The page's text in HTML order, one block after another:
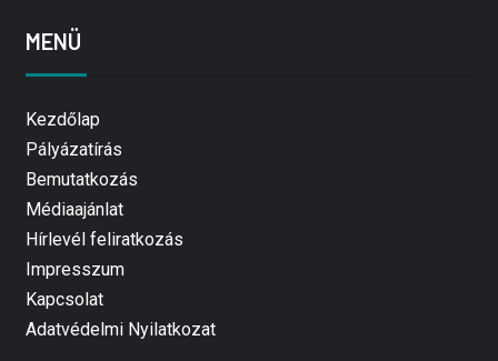
MENÜ
Kezdőlap
Pályázatírás
Bemutatkozás
Médiaajánlat
Hírlevél feliratkozás
Impresszum
Kapcsolat
Adatvédelmi Nyilatkozat